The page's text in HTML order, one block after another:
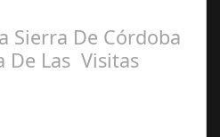
Sierra De Córdoba
De Las Visitas